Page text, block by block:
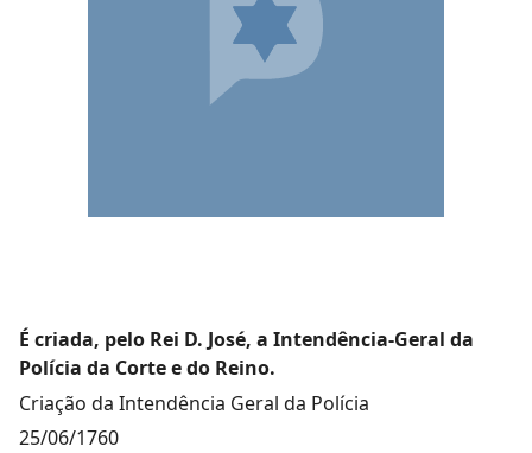
É criada, pelo Rei D. José, a Intendência-Geral da
Polícia da Corte e do Reino.
Criação da Intendência Geral da Polícia
25/06/1760